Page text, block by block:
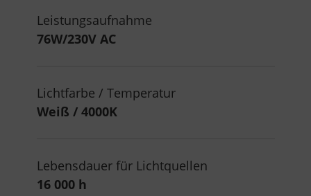
Leistungsaufnahme
76W/230V AC
Lichtfarbe / Temperatur
Weiß / 4000K
Lebensdauer für Lichtquellen
16 000 h